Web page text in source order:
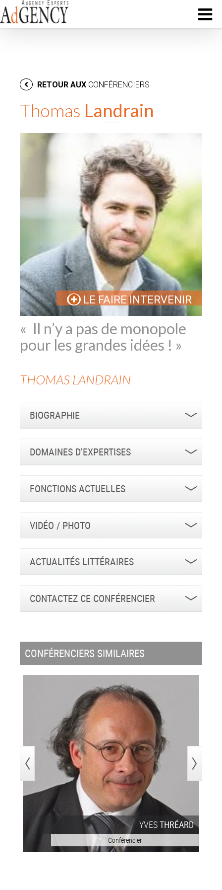
RETOUR AUX CONFÉRENCIERS
Thomas Landrain
LE FAIRE INTERVENIR
« Il n’y a pas de monopole
pour les grandes idées ! »
THOMAS LANDRAIN
BIOGRAPHIE
DOMAINES D’EXPERTISES
FONCTIONS ACTUELLES
VIDÉO / PHOTO
ACTUALITÉS LITTÉRAIRES
CONTACTEZ CE CONFÉRENCIER
CONFÉRENCIERS SIMILAIRES
YVESTHRÉARD
Conférencier
>